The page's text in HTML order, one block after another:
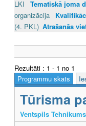
LKI
Tematiskā joma
organizācija
(4. PKL) Atrašanās
Rezultāti : 1 - 1 no 1
Programmu skats
Tūrisma
Ventspils Tehnikums